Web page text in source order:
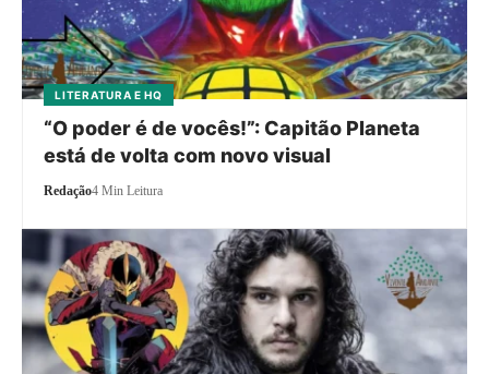
LITERATURA E HQ
“O poder é de vocês!”: Capitão Planeta
está de volta com novo visual
Redação4 Min Leitura